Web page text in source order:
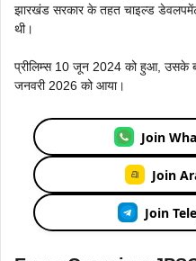
झारखंड सरकार के तहत चाइल्ड
थी।
प्रीलिम्स 10 जून 2024 को हुआ, उसके
जनवरी 2026 को आया।
Join
Join
Join